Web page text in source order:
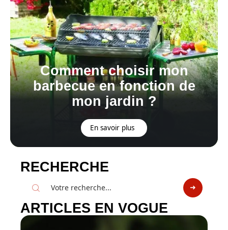
Comment choisir mon
barbecue en fonction de
mon jardin ?
En savoir plus
RECHERCHE
ARTICLES EN VOGUE